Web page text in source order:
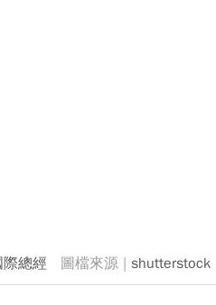
際總經 shutterstock